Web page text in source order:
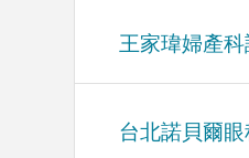
王家瑋婦產
台北諾貝爾